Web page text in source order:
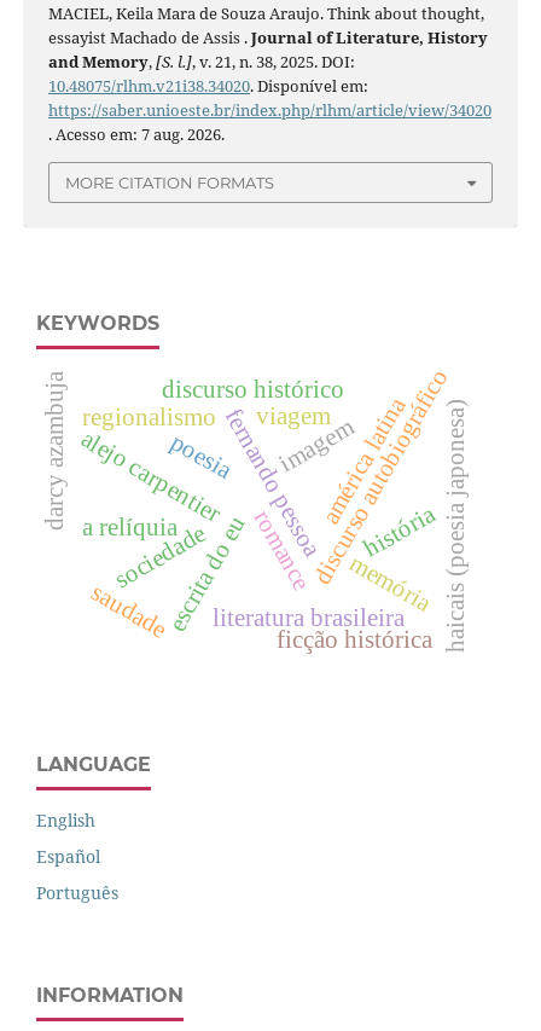
MACIEL, Keila Mara de Souza Araujo. Think about thought,
essayist Machado de Assis .Journal of Literature, History
and Memory,[S. l.], v. 21, n. 38, 2025. DOI:
10.48075/rlhm.v21i38.34020. Disponível em:
https://saber.unioeste.br/index.php/rlhm/article/view/34020
. Acesso em: 7 aug. 2026.
MORE CITATION FORMATS
KEYWORDS
discurso autobiográfico
escrita do eu
fernando pessoa
memória
alejo carpentier
romance
regionalismo américa latina
discurso histórico
literatura brasileira
ficção histórica
poesia haicais (poesia japonesa)
imagem
história
sociedade
darcy azambuja
saudade
a relíquia
viagem
LANGUAGE
English
Español
Português
INFORMATION